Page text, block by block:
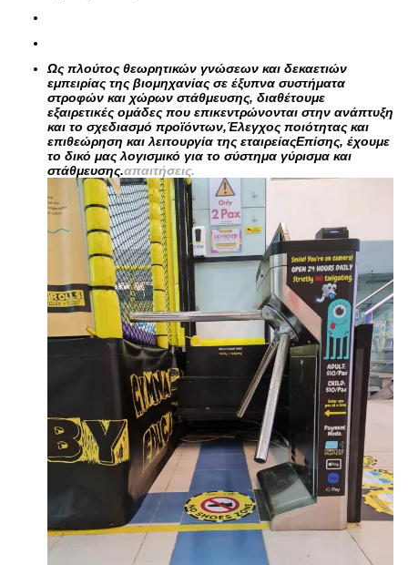
Ως πλούτος θεωρητικών γνώσεων και δεκαετιών
εμπειρίας της βιομηχανίας σε έξυπνα συστήματα
στροφών και χώρων στάθμευσης, διαθέτουμε
εξαιρετικές ομάδες που επικεντρώνονται στην ανάπτυξη
και το σχεδιασμό προϊόντων,Έλεγχος ποιότητας και
επιθεώρηση και λειτουργία της εταιρείαςΕπίσης, έχουμε
το δικό μας λογισμικό για το σύστημα γύρισμα και
στάθμευσης.απαιτήσεις.